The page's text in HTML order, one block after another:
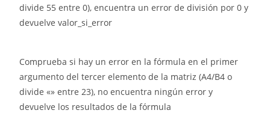
divide 55 entre 0), encuentra un error de división por 0 y
devuelve valor_si_error
Comprueba si hay un error en la fórmula en el primer
argumento del tercer elemento de la matriz (A4/B4 o
divide «» entre 23), no encuentra ningún error y
devuelve los resultados de la fórmula